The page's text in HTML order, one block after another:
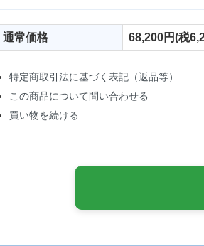
通常価格 68,200円(税
特定商取引法に基づく表記（返品等）
この商品について問い合わせる
買い物を続ける